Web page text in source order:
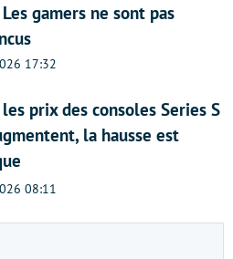
Les gamers ne sont pas
17:32
prix des consoles Series S
la hausse est
08:11